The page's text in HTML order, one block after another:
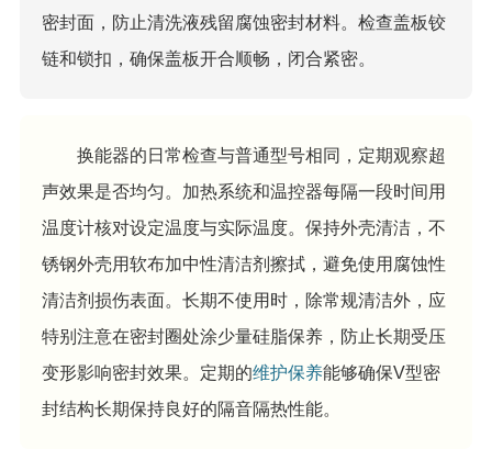
密封面，防止清洗液残留腐蚀密封材料。检查盖板铰
链和锁扣，确保盖板开合顺畅，闭合紧密。
换能器的日常检查与普通型号相同，定期观察超
声效果是否均匀。加热系统和温控器每隔一段时间用
温度计核对设定温度与实际温度。保持外壳清洁，不
锈钢外壳用软布加中性清洁剂擦拭，避免使用腐蚀性
清洁剂损伤表面。长期不使用时，除常规清洁外，应
特别注意在密封圈处涂少量硅脂保养，防止长期受压
变形影响密封效果。定期的维护保养能够确保V型密
封结构长期保持良好的隔音隔热性能。